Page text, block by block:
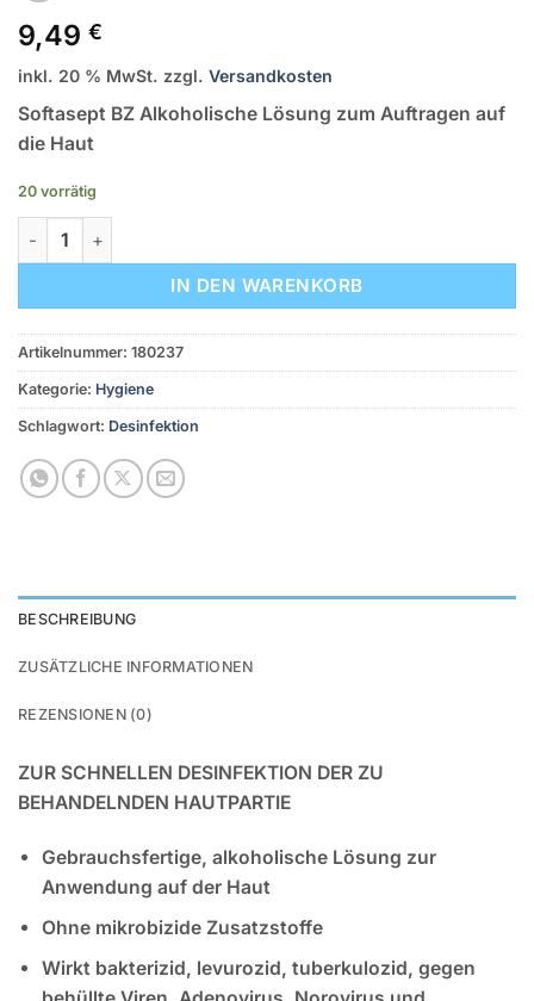
9,49 €
inkl. 20 % MwSt. zzgl. Versandkosten
Softasept BZ Alkoholische Lösung zum Auftragen auf
die Haut
20 vorrätig
Softasept BZ Alkoholische Lösung zum Auftragen auf die
IN DEN WARENKORB
Artikelnummer: 180237
Kategorie: Hygiene
Schlagwort: Desinfektion
BESCHREIBUNG
ZUSÄTZLICHE INFORMATIONEN
REZENSIONEN (0)
ZUR SCHNELLEN DESINFEKTION DER ZU
BEHANDELNDEN HAUTPARTIE
Gebrauchsfertige, alkoholische Lösung zur
Anwendung auf der Haut
Ohne mikrobizide Zusatzstoffe
Wirkt bakterizid, levurozid, tuberkulozid, gegen